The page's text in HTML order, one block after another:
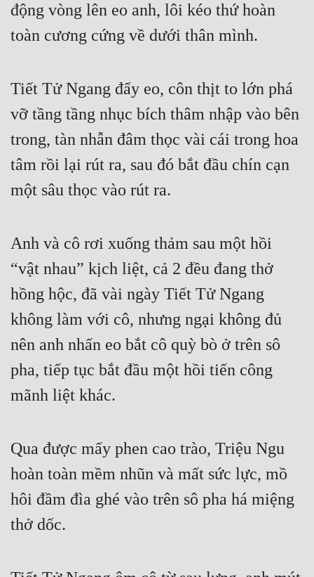
động vòng lên eo anh, lôi kéo thứ hoàn
toàn cương cứng về dưới thân mình.
Tiết Tử Ngang đẩy eo, côn thịt to lớn phá
vỡ tầng tầng nhục bích thâm nhập vào bên
trong, tàn nhẫn đâm thọc vài cái trong hoa
tâm rồi lại rút ra, sau đó bắt đầu chín cạn
một sâu thọc vào rút ra.
Anh và cô rơi xuống thảm sau một hồi
“vật nhau” kịch liệt, cả 2 đều đang thở
hồng hộc, đã vài ngày Tiết Tử Ngang
không làm với cô, nhưng ngại không đủ
nên anh nhấn eo bắt cô quỳ bò ở trên sô
pha, tiếp tục bắt đầu một hồi tiến công
mãnh liệt khác.
Qua được mấy phen cao trào, Triệu Ngu
hoàn toàn mềm nhũn và mất sức lực, mồ
hôi đầm đìa ghé vào trên sô pha há miệng
thở dốc.